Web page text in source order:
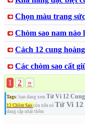
Chọn màu trang
Chòm sao nam nào
Cách 12 cung
Các chòm sao cất
1
2 »
Tags: bạn đang xem Tử Vi 12
12 Chòm Sao còn nữa nè Tử Vi 12
đang cập nhật thêm